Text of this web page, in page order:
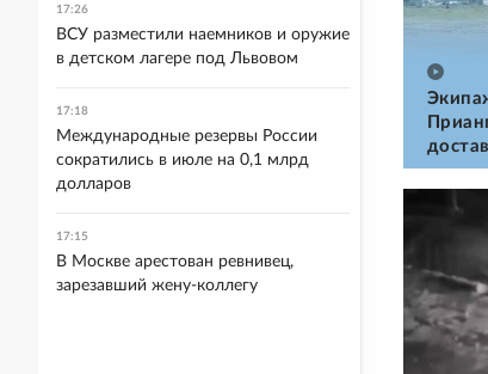
17:26
ВСУ разместили наемников и оружие
в детском лагере под Львовом
17:18
Международные резервы России
сократились в июле на 0,1 млрд
долларов
17:15
В Москве арестован ревнивец,
зарезавший жену-коллегу